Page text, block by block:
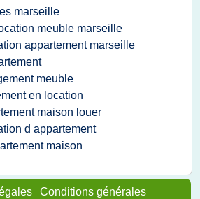
marseille
meuble marseille
appartement marseille
meuble
en location
maison louer
d appartement
maison
| Conditions générales